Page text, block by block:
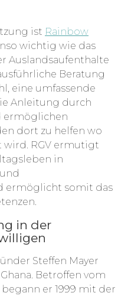
ist Rainbow
wichtig wie das
Auslandsaufenthalte
Beratung
eine umfassende
Anleitung durch
ermöglichen
dort zu helfen wo
RGV ermutigt
in
ermöglicht somit das
in der
Steffen Mayer
Betroffen vom
er 1999 mit der